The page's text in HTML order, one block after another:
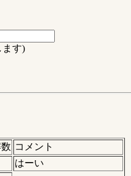
ます)
コメント
はーい